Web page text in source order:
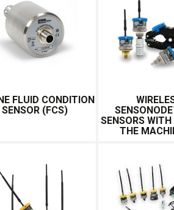
FLUID CONDITION
SENSOR (FCS)
SENSORS WITH
THE